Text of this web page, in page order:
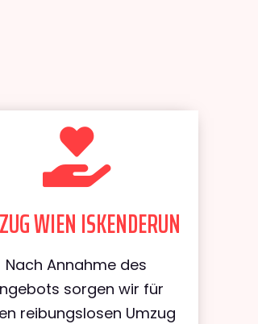
WIEN ISKENDERUN
Nach Annahme des
sorgen wir für
reibungslosen Umzug